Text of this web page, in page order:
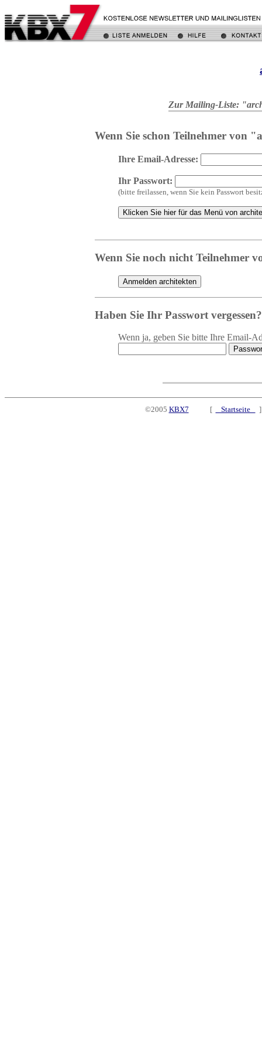
Zur Mailing-Liste:
Wenn Sie schon Teilnehmer von
Ihre Email-Adresse:
Ihr Passwort:
(bitte freilassen, wenn Sie kein Passwort
Wenn Sie noch nicht Teilnehmer
Haben Sie Ihr Passwort vergessen?
Wenn ja, geben Sie bitte Ihre Email-
©2005 KBX7 [ Startseite ]